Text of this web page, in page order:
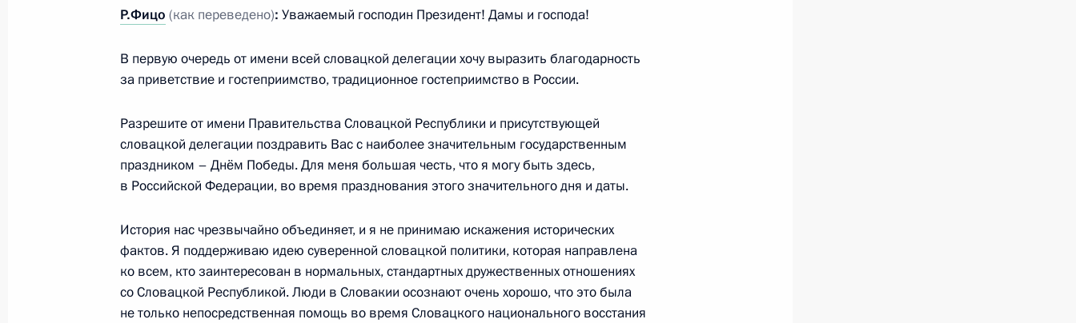
Встреча с Президентом Южной Осетии Аланом Гаглоевым
9 мая 2026 года, 20:30 Москва, Кремль
10
Встреча с Президентом Республики Абхазия Бадрой Гунбой
9 мая 2026 года, 19:25 Москва, Кремль
Встреча с Президентом Республики Сербской Синишей Караном
9 мая 2026 года, 18:45 Москва, Кремль
9
Р.Фицо (как переведено): Уважаемый господин Президент! Дамы и господа!
В первую очередь от имени всей словацкой делегации хочу выразить благодарность
за приветствие и гостеприимство, традиционное гостеприимство в России.
Разрешите от имени Правительства Словацкой Республики и присутствующей
словацкой делегации поздравить Вас с наиболее значительным государственным
праздником – Днём Победы. Для меня большая честь, что я могу быть здесь,
в Российской Федерации, во время празднования этого значительного дня и даты.
История нас чрезвычайно объединяет, и я не принимаю искажения исторических
фактов. Я поддерживаю идею суверенной словацкой политики, которая направлена
ко всем, кто заинтересован в нормальных, стандартных дружественных отношениях
со Словацкой Республикой. Люди в Словакии осознают очень хорошо, что это была
не только непосредственная помощь во время Словацкого национального восстания